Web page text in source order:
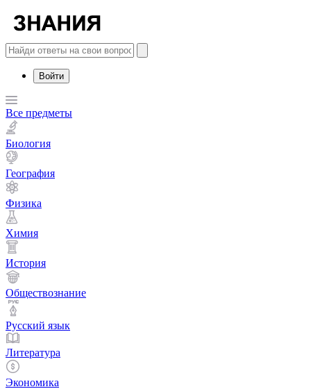
Войти
Все предметы
Биология
География
Физика
Химия
История
Обществознание
Русский язык
Литература
Экономика